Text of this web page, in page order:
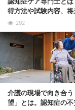
得方法や試験内容、
292
介護の現場で向き合
望」とは。認知症の